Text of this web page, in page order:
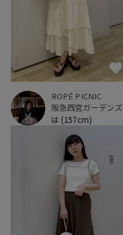
ROPÉ PICNIC
阪急西宮ガーデンズ
は (157cm)